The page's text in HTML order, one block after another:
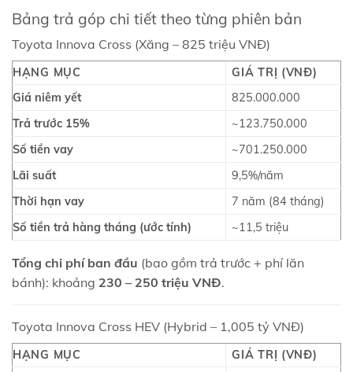
Bảng trả góp chi tiết theo từng phiên bản
Toyota Innova Cross (Xăng – 825 triệu VNĐ)
HẠNG MỤC
GIÁ TRỊ (VNĐ)
Giá niêm yết
825.000.000
Trả trước 15%
~123.750.000
Số tiền vay
~701.250.000
Lãi suất
9,5%/năm
Thời hạn vay
7 năm (84 tháng)
Số tiền trả hàng tháng (ước tính)
~11,5 triệu
Tổng chi phí ban đầu (bao gồm trả trước + phí lăn
bánh): khoảng 230 – 250 triệu VNĐ.
Toyota Innova Cross HEV (Hybrid – 1,005 tỷ VNĐ)
HẠNG MỤC
GIÁ TRỊ (VNĐ)